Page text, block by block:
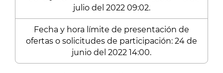
julio del 2022 09:02.
Fecha y hora límite de presentación de
ofertas o solicitudes de participación: 24 de
junio del 2022 14:00.